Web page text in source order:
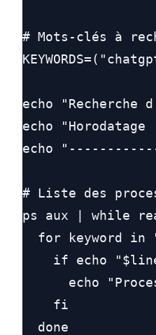
# Mots-clés à
echo
echo
echo
# Liste des
ps aux | while
for keyword in
if echo
echo
    fi
  done